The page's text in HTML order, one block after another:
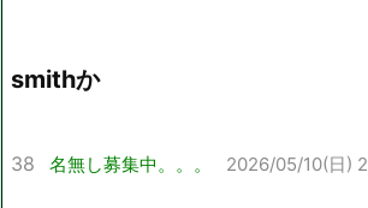
smithか
38 名無し募集中。。。 2026/05/10(日)